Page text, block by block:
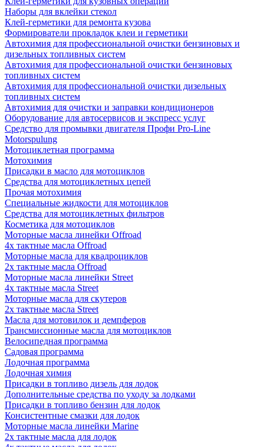
Наборы для вклейки стекол
Клей-герметики для ремонта кузова
Формирователи прокладок клеи и герметики
Автохимия для профессиональной очистки бензиновых и
дизельных топливных систем
Автохимия для профессиональной очистки бензиновых
топливных систем
Автохимия для профессиональной очистки дизельных
топливных систем
Автохимия для очистки и заправки кондиционеров
Оборудование для автосервисов и экспресс услуг
Средство для промывки двигателя Профи Pro-Line
Motorspulung
Мотоциклетная программа
Мотохимия
Присадки в масло для мотоциклов
Средства для мотоциклетных цепей
Прочая мотохимия
Специальные жидкости для мотоциклов
Средства для мотоциклетных фильтров
Косметика для мотоциклов
Моторные масла линейки Offroad
4х тактные масла Offroad
Моторные масла для квадроциклов
2х тактные масла Offroad
Моторные масла линейки Street
4х тактные масла Street
Моторные масла для скутеров
2х тактные масла Street
Масла для мотовилок и демпферов
Трансмиссионные масла для мотоциклов
Велосипедная программа
Садовая программа
Лодочная программа
Лодочная химия
Присадки в топливо дизель для лодок
Дополнительные средства по уходу за лодками
Присадки в топливо бензин для лодок
Консистентные смазки для лодок
Моторные масла линейки Marine
2х тактные масла для лодок